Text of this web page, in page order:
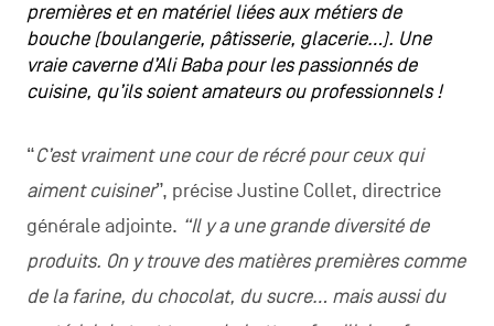
FR NL EN
premières et en matériel liées aux métiers de
bouche (boulangerie, pâtisserie, glacerie…). Une
vraie caverne d’Ali Baba pour les passionnés de
cuisine, qu’ils soient amateurs ou professionnels !
“C’est vraiment une cour de récré pour ceux qui
aiment cuisiner”, précise Justine Collet, directrice
générale adjointe. “Il y a une grande diversité de
produits. On y trouve des matières premières comme
de la farine, du chocolat, du sucre… mais aussi du